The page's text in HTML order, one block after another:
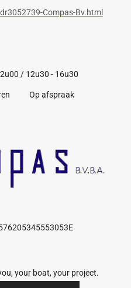
Compas-Bv.html
/ 12u30 - 16u30
Op afspraak
your boat, your project.